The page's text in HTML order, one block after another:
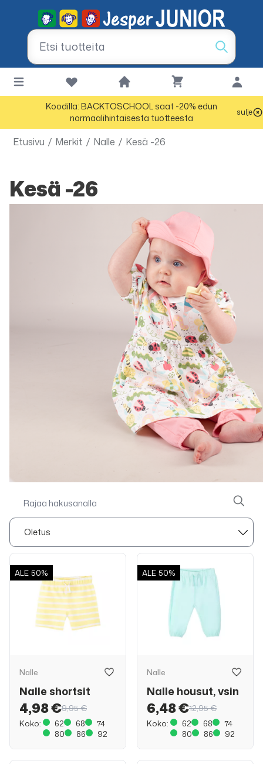
Koodilla: BACKTOSCHOOL saat -20% edun
normaalihintaisesta tuotteesta
sulje
Etusivu / Merkit / Nalle / Kesä -26
Kesä -26
ALE 50%
Nalle
Nalle shortsit
4,98 €9,95 €
Koko:
62 68
74
80
86 92
ALE 50%
Nalle
Nalle housut, vsin
6,48 €12,95 €
Koko:
62 68
74
80
86 92